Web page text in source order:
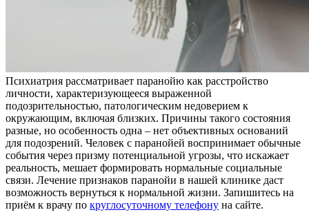
Психиатрия рассматривает паранойю как расстройство
личности, характеризующееся выраженной
подозрительностью, патологическим недоверием к
окружающим, включая близких. Причины такого состояния
разные, но особенность одна – нет объективных оснований
для подозрений. Человек с паранойей воспринимает обычные
события через призму потенциальной угрозы, что искажает
реальность, мешает формировать нормальные социальные
связи. Лечение признаков паранойи в нашей клинике даст
возможность вернуться к нормальной жизни. Запишитесь на
приём к врачу по круглосуточному телефону на сайте.